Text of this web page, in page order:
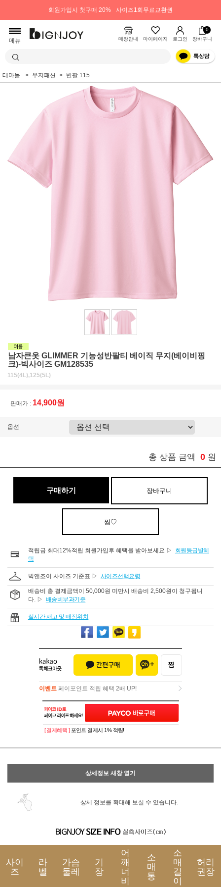
회원가입시 첫구매 20% 사이즈1회무료교환권
메뉴 매장안내 마이페이지 로그인
0
장바구니
테마몰 무지패션 반팔 115
남자큰옷 GLIMMER 기능성반팔티 베이직 무지(베이비핑
크)-빅사이즈 GM128535
115(4L),125(5L)
판매가 : 14,900원
옵션
총 상품 금액 0 원
구매하기 장바구니
찜♡
적립금 최대12%적립 회원가입후 혜택을 받아보세요 ▷
회원등급별혜
택
빅앤조이 사이즈 기준표 ▷ 사이즈선택요령
배송비 총 결제금액이 50,000원 미만시 배송비 2,500원이 청구됩니
다. ▷ 배송비부과기준
실시간 재고 및 매장위치
이벤트 페이포인트 적립 혜택 2배 UP!
이벤트페이포인트 적립 혜택 2배 UP!
[ 결제혜택 ] 포인트 결제시 1% 적립!
상세정보 새창 열기
상세 정보를 확대해 보실 수 있습니다.
사이
즈
라
벨
가슴
둘레
기
장
어
깨
너
비
소
매
통
소
매
길
이
허리
권장